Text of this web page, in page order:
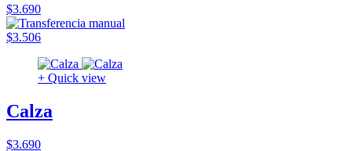
$3.690
$3.506
+ Quick view
Calza
$3.690